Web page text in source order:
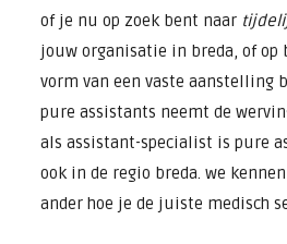
of je nu op zoek bent naar
jouw organisatie in breda, of op
vorm van een vaste aanstelling
pure assistants neemt de
als assistant-specialist is pure
ook in de regio breda. we
ander hoe je de juiste medisch